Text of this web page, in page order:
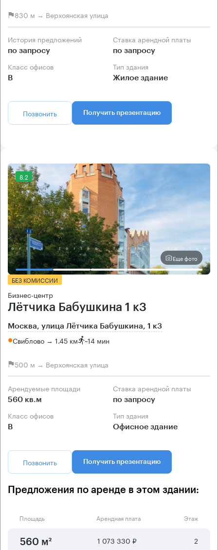
830 м → Верхоянская улица
История предложений
по запросу
Ставка арендной платы
по запросу
Класс офисов
B
Тип здания
Жилое здание
Позвонить Получить презентацию
8.2
Еще фото
БЕЗ КОМИССИИ
Бизнес-центр
Лётчика Бабушкина 1 к3
Москва, улица Лётчика Бабушкина, 1 к3
Свиблово → 1.45 км ~14 мин
500 м → Верхоянская улица
Арендуемые площади
560 кв.м
Ставка арендной платы
по запросу
Класс офисов
B
Тип здания
Офисное здание
Позвонить Получить презентацию
Предложения по аренде в этом здании:
Площадь Арендная плата Этаж
560 м² 1 073 330 ₽ 2